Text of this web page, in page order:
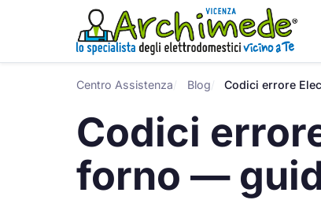
Centro Assistenza Blog Codici errore
Codici
forno —